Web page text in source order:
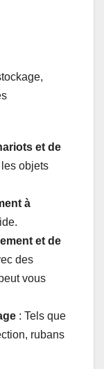
et de
objets
à
et de
des
vous
: Tels que
rubans